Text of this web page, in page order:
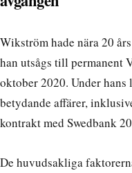
Wikström hade nära 20
han utsågs till permanent
oktober 2020. Under
betydande affärer,
kontrakt med Swedbank
De huvudsakliga